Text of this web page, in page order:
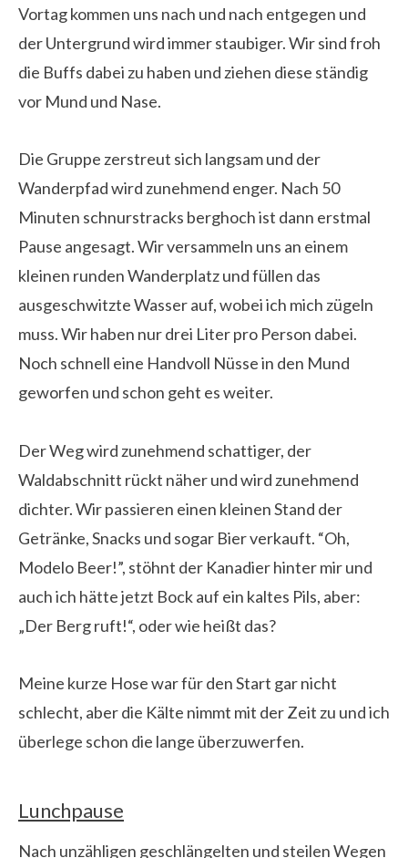
Vortag kommen uns nach und nach entgegen und
der Untergrund wird immer staubiger. Wir sind froh
die Buffs dabei zu haben und ziehen diese ständig
vor Mund und Nase.
Die Gruppe zerstreut sich langsam und der
Wanderpfad wird zunehmend enger. Nach 50
Minuten schnurstracks berghoch ist dann erstmal
Pause angesagt. Wir versammeln uns an einem
kleinen runden Wanderplatz und füllen das
ausgeschwitzte Wasser auf, wobei ich mich zügeln
muss. Wir haben nur drei Liter pro Person dabei.
Noch schnell eine Handvoll Nüsse in den Mund
geworfen und schon geht es weiter.
Der Weg wird zunehmend schattiger, der
Waldabschnitt rückt näher und wird zunehmend
dichter. Wir passieren einen kleinen Stand der
Getränke, Snacks und sogar Bier verkauft. “Oh,
Modelo Beer!”, stöhnt der Kanadier hinter mir und
auch ich hätte jetzt Bock auf ein kaltes Pils, aber:
„Der Berg ruft!“, oder wie heißt das?
Meine kurze Hose war für den Start gar nicht
schlecht, aber die Kälte nimmt mit der Zeit zu und ich
überlege schon die lange überzuwerfen.
Lunchpause
Nach unzähligen geschlängelten und steilen Wegen